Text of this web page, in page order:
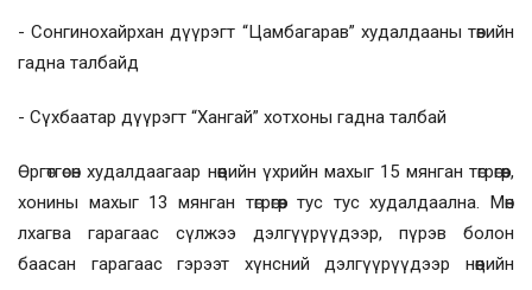
- Сонгинохайрхан дүүрэгт “Цамбагарав” худалдааны төвийн
гадна талбайд
- Сүхбаатар дүүрэгт “Хангай” хотхоны гадна талбай
Өргөтгөсөн худалдаагаар нөөцийн үхрийн махыг 15 мянган төгрөгөөр,
хонины махыг 13 мянган төгрөгөөр тус тус худалдаална. Мөн
лхагва гарагаас сүлжээ дэлгүүрүүдээр, пүрэв болон
баасан гарагаас гэрээт хүнсний дэлгүүрүүдээр нөөцийн